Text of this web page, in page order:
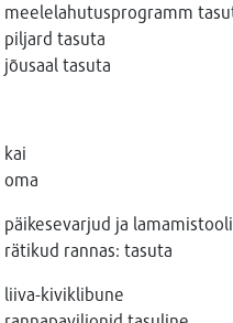
meelelahutusprogramm
piljard tasuta
jõusaal tasuta
kai
oma
päikesevarjud ja
rätikud rannas: tasuta
liiva-kiviklibune